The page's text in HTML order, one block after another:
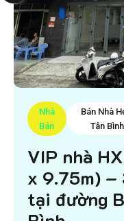
Nhà
Bán
Bán Nhà
Tân Bình
VIP nhà
x 9.75m) –
tại đường